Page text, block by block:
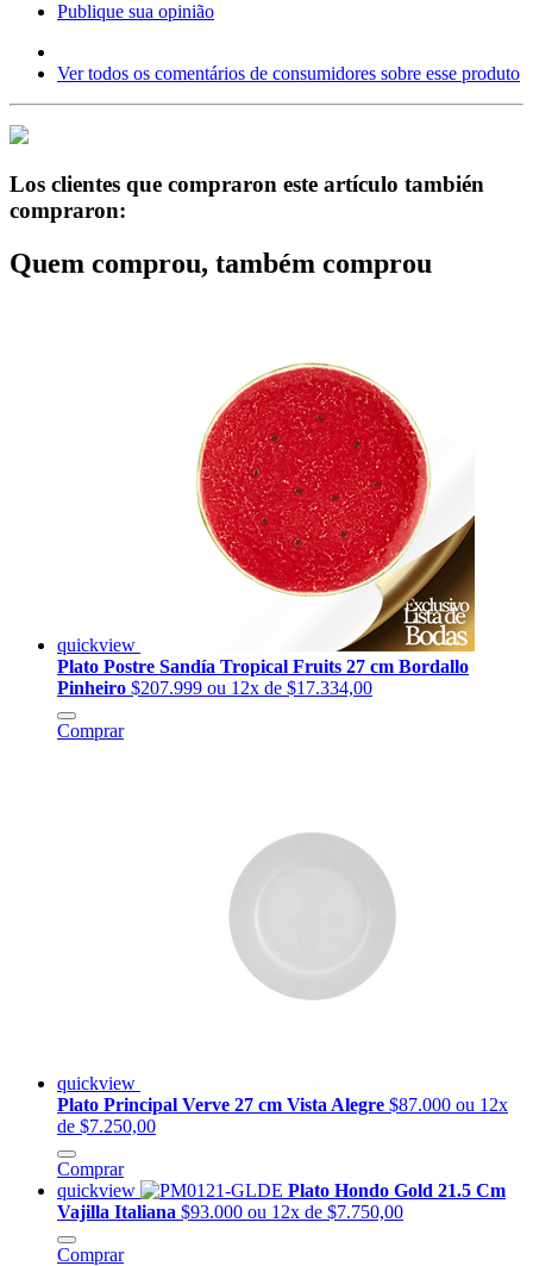
Publique sua opinião
Ver todos os comentários de consumidores sobre esse produto
Los clientes que compraron este artículo también
compraron:
Quem comprou, também comprou
quickview
Plato Postre Sandía Tropical Fruits 27 cm Bordallo
Pinheiro $207.999 ou 12x de $17.334,00
Comprar
quickview
Plato Principal Verve 27 cm Vista Alegre $87.000 ou 12x
de $7.250,00
Comprar
quickview
Plato Hondo Gold 21.5 Cm
Vajilla Italiana $93.000 ou 12x de $7.750,00
Comprar